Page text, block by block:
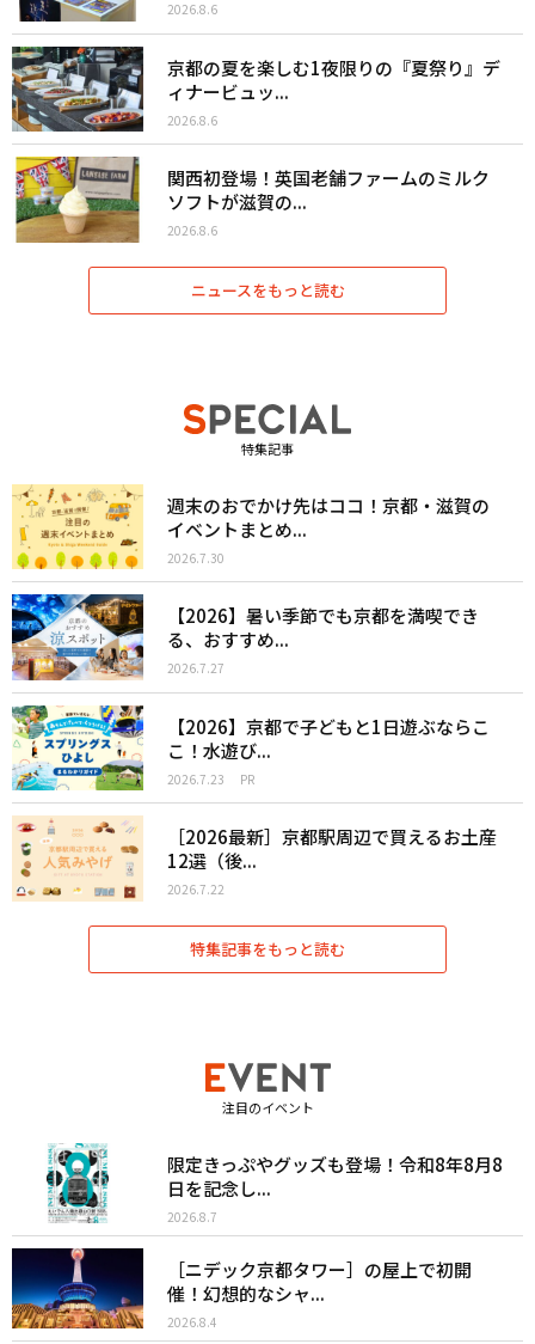
2026.8.6
京都の夏を楽しむ1夜限りの『夏祭り』デ
ィナービュッ...
2026.8.6
関西初登場！英国老舗ファームのミルク
ソフトが滋賀の...
2026.8.6
ニュースをもっと読む
特集記事
週末のおでかけ先はココ！京都・滋賀の
イベントまとめ...
2026.7.30
【2026】暑い季節でも京都を満喫でき
る、おすすめ...
2026.7.27
【2026】京都で子どもと1日遊ぶならこ
こ！水遊び...
2026.7.23 PR
［2026最新］京都駅周辺で買えるお土産
12選（後...
2026.7.22
特集記事をもっと読む
注目のイベント
限定きっぷやグッズも登場！令和8年8月8
日を記念し...
2026.8.7
［ニデック京都タワー］の屋上で初開
催！幻想的なシャ...
2026.8.4